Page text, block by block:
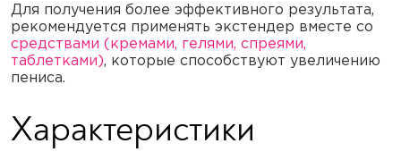
Для получения более эффективного результата,
рекомендуется применять экстендер вместе со
средствами (кремами, гелями, спреями,
таблетками), которые способствуют увеличению
пениса.
Характеристики